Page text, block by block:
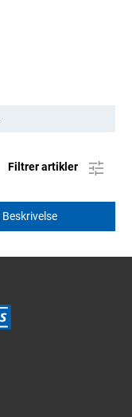
Filtrer artikler
Beskrivelse